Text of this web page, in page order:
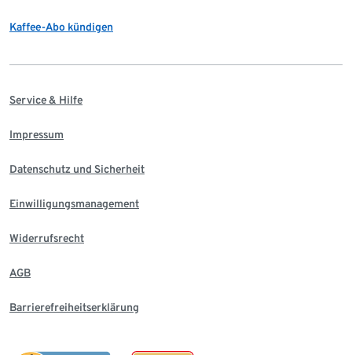
Kaffee-Abo kündigen
Service & Hilfe
Impressum
Datenschutz und Sicherheit
Einwilligungsmanagement
Widerrufsrecht
AGB
Barrierefreiheitserklärung